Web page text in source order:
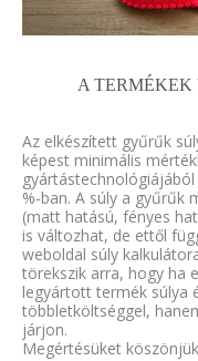
A TERMÉKEK
Az elkészített gyűrűk
képest minimális
%-ban. A súly a gyűrűk
(matt hatású, fényes
is változhat, de ettől
weboldal súly
törekszik arra, hogy ha
legyártott termék súlya
többletköltséggel,
járjon.
Megértésüket